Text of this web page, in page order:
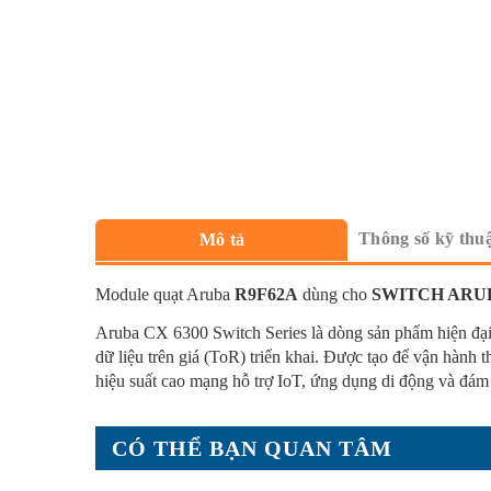
Mô tả Thông số kỹ
Module quạt Aruba R9F62A dùng cho SWITCH
Aruba CX 6300 Switch Series là dòng sản phẩm hiện
tâm dữ liệu trên giá (ToR) triển khai. Được tạo để vận
tảng cho hiệu suất cao mạng hỗ trợ IoT, ứng dụng di
CÓ THỂ BẠN QUAN TÂM